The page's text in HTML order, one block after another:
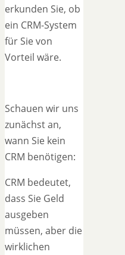
erkunden Sie, ob
ein CRM-System
für Sie von
Vorteil wäre.
Schauen wir uns
zunächst an,
wann Sie kein
CRM benötigen:
CRM bedeutet,
dass Sie Geld
ausgeben
müssen, aber die
wirklichen